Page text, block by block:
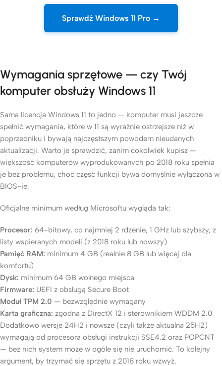
Sprawdź Windows 11 Pro →
Wymagania sprzętowe — czy Twój
komputer obsłuży Windows 11
Sama licencja Windows 11 to jedno — komputer musi jeszcze
spełnić wymagania, które w 11 są wyraźnie ostrzejsze niż w
poprzedniku i bywają najczęstszym powodem nieudanych
aktualizacji. Warto je sprawdzić, zanim cokolwiek kupisz —
większość komputerów wyprodukowanych po 2018 roku spełnia
je bez problemu, choć część funkcji bywa domyślnie wyłączona w
BIOS-ie.
Oficjalne minimum według Microsoftu wygląda tak:
Procesor: 64-bitowy, co najmniej 2 rdzenie, 1 GHz lub szybszy, z
listy wspieranych modeli (z 2018 roku lub nowszy)
Pamięć RAM: minimum 4 GB (realnie 8 GB lub więcej dla
komfortu)
Dysk: minimum 64 GB wolnego miejsca
Firmware: UEFI z obsługą Secure Boot
Moduł TPM 2.0 — bezwzględnie wymagany
Karta graficzna: zgodna z DirectX 12 i sterownikiem WDDM 2.0
Dodatkowo wersje 24H2 i nowsze (czyli także aktualna 25H2)
wymagają od procesora obsługi instrukcji SSE4.2 oraz POPCNT
— bez nich system może w ogóle się nie uruchomić. To kolejny
argument, by trzymać się sprzętu z 2018 roku wzwyż.